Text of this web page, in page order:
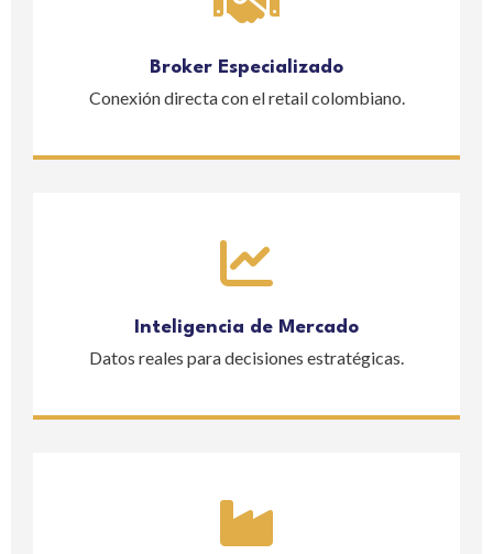
Broker Especializado
Conexión directa con el retail colombiano.
Inteligencia de Mercado
Datos reales para decisiones estratégicas.